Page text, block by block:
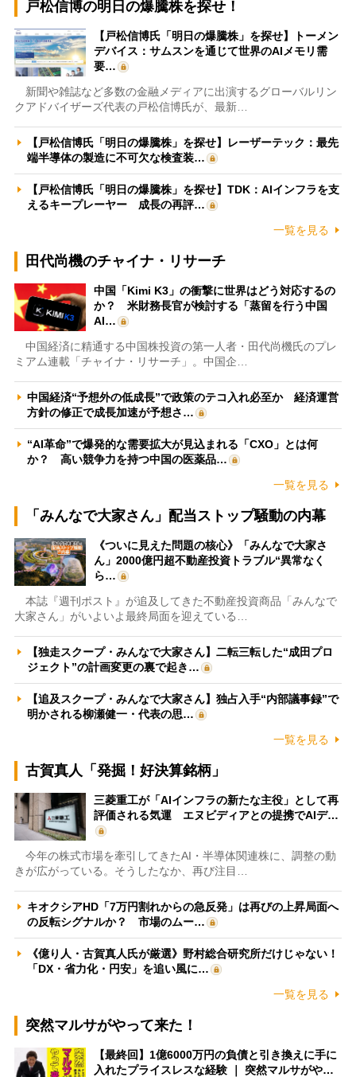
戸松信博の明日の爆騰株を探せ！
【戸松信博氏「明日の爆騰株」を探せ】トーメン
デバイス：サムスンを通じて世界のAIメモリ需
要…
新聞や雑誌など多数の金融メディアに出演するグローバルリン
クアドバイザーズ代表の戸松信博氏が、最新…
【戸松信博氏「明日の爆騰株」を探せ】レーザーテック：最先
端半導体の製造に不可欠な検査装…
【戸松信博氏「明日の爆騰株」を探せ】TDK：AIインフラを支
えるキープレーヤー 成長の再評…
一覧を見る
田代尚機のチャイナ・リサーチ
中国「Kimi K3」の衝撃に世界はどう対応するの
か？ 米財務長官が検討する「蒸留を行う中国
AI…
中国経済に精通する中国株投資の第一人者・田代尚機氏のプレ
ミアム連載「チャイナ・リサーチ」。中国企…
中国経済“予想外の低成長”で政策のテコ入れ必至か 経済運営
方針の修正で成長加速が予想さ…
“AI革命”で爆発的な需要拡大が見込まれる「CXO」とは何
か？ 高い競争力を持つ中国の医薬品…
一覧を見る
「みんなで大家さん」配当ストップ騒動の内幕
《ついに見えた問題の核心》「みんなで大家さ
ん」2000億円超不動産投資トラブル“異常なく
ら…
本誌『週刊ポスト』が追及してきた不動産投資商品「みんなで
大家さん」がいよいよ最終局面を迎えている…
【独走スクープ・みんなで大家さん】二転三転した“成田プロ
ジェクト”の計画変更の裏で起き…
【追及スクープ・みんなで大家さん】独占入手“内部議事録”で
明かされる柳瀬健一・代表の思…
一覧を見る
古賀真人「発掘！好決算銘柄」
三菱重工が「AIインフラの新たな主役」として再
評価される気運 エヌビディアとの提携でAIデ…
今年の株式市場を牽引してきたAI・半導体関連株に、調整の動
きが広がっている。そうしたなか、再び注目…
キオクシアHD「7万円割れからの急反発」は再びの上昇局面へ
の反転シグナルか？ 市場のムー…
《億り人・古賀真人氏が厳選》野村総合研究所だけじゃない！
「DX・省力化・円安」を追い風に…
一覧を見る
突然マルサがやって来た！
【最終回】1億6000万円の負債と引き換えに手に
入れたプライスレスな経験 ｜ 突然マルサがや…